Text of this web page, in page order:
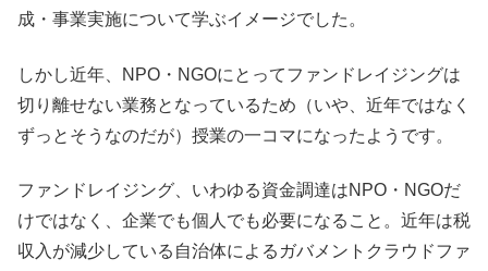
成・事業実施について学ぶイメージでした。
しかし近年、NPO・NGOにとってファンドレイジングは
切り離せない業務となっているため（いや、近年ではなく
ずっとそうなのだが）授業の一コマになったようです。
ファンドレイジング、いわゆる資金調達はNPO・NGOだ
けではなく、企業でも個人でも必要になること。近年は税
収入が減少している自治体によるガバメントクラウドファ